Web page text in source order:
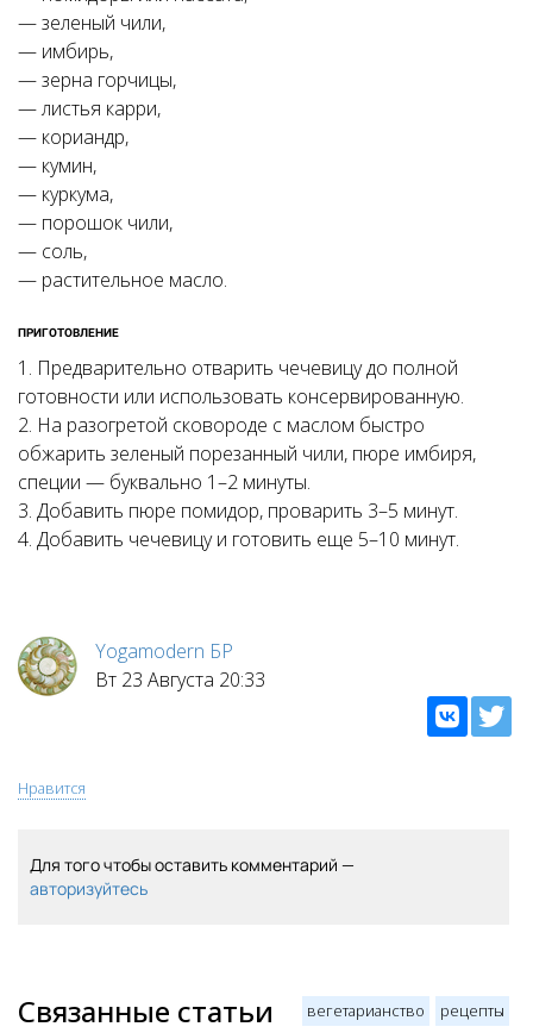
— зеленый чили,
— имбирь,
— зерна горчицы,
— листья карри,
— кориандр,
— кумин,
— куркума,
— порошок чили,
— соль,
— растительное масло.
ПРИГОТОВЛЕНИЕ
1. Предварительно отварить чечевицу до полной
готовности или использовать консервированную.
2. На разогретой сковороде с маслом быстро
обжарить зеленый порезанный чили, пюре имбиря,
специи — буквально 1–2 минуты.
3. Добавить пюре помидор, проварить 3–5 минут.
4. Добавить чечевицу и готовить еще 5–10 минут.
Yogamodern БР
Вт 23 Августа 20:33
Нравится
Для того чтобы оставить комментарий —
авторизуйтесь
вегетарианство рецепты
Связанные статьи